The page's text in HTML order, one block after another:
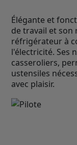
Élégante et
de travail et son
réfrigérateur à
l'électricité. Ses
casseroliers,
ustensiles
avec plaisir.